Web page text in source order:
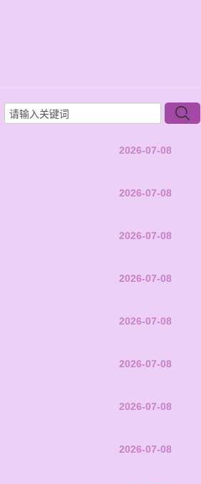
2026-07-08
2026-07-08
2026-07-08
2026-07-08
2026-07-08
2026-07-08
2026-07-08
2026-07-08